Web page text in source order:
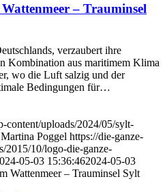
– Trauminsel
verzaubert ihre
Kombination aus maritimem Klima
wo die Luft salzig und der
Bedingungen für…
content/uploads/2024/05/sylt-
Martina Poggel https://die-ganze-
2015/10/logo-die-ganze-
05-03 15:36:462024-05-03
Wattenmeer – Trauminsel Sylt